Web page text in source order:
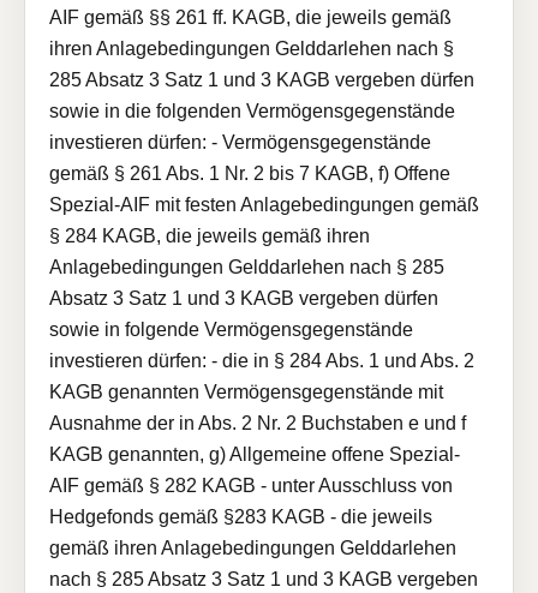
AIF gemäß §§ 261 ff. KAGB, die jeweils gemäß
ihren Anlagebedingungen Gelddarlehen nach §
285 Absatz 3 Satz 1 und 3 KAGB vergeben dürfen
sowie in die folgenden Vermögensgegenstände
investieren dürfen: - Vermögensgegenstände
gemäß § 261 Abs. 1 Nr. 2 bis 7 KAGB, f) Offene
Spezial-AIF mit festen Anlagebedingungen gemäß
§ 284 KAGB, die jeweils gemäß ihren
Anlagebedingungen Gelddarlehen nach § 285
Absatz 3 Satz 1 und 3 KAGB vergeben dürfen
sowie in folgende Vermögensgegenstände
investieren dürfen: - die in § 284 Abs. 1 und Abs. 2
KAGB genannten Vermögensgegenstände mit
Ausnahme der in Abs. 2 Nr. 2 Buchstaben e und f
KAGB genannten, g) Allgemeine offene Spezial-
AIF gemäß § 282 KAGB - unter Ausschluss von
Hedgefonds gemäß §283 KAGB - die jeweils
gemäß ihren Anlagebedingungen Gelddarlehen
nach § 285 Absatz 3 Satz 1 und 3 KAGB vergeben